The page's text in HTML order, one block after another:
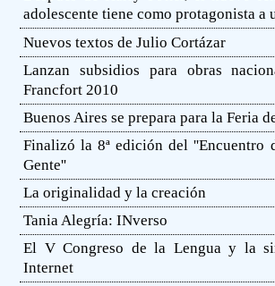
adolescente tiene como protagonista a
Nuevos textos de Julio Cortázar
Lanzan subsidios para obras
Francfort 2010
Buenos Aires se prepara para la Feria
Finalizó la 8ª edición del ''Encuentro
Gente''
La originalidad y la creación
Tania Alegría: INverso
El V Congreso de la Lengua y la
Internet